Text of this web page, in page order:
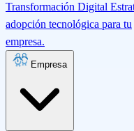
Transformación Digital
adopción tecnológica para tu
empresa.
Empresa